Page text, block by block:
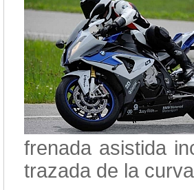
frenada asistida
trazada de la